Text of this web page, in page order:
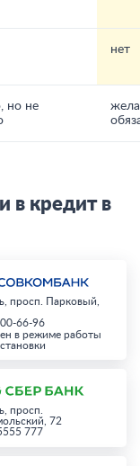
нет
но не
в кредит в
просп. Парковый,
66-96
в режиме работы
просп.
72
777